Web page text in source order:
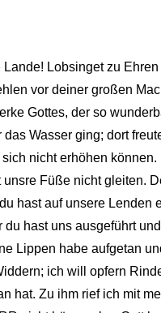
Lobsinget zu
vor deiner großen
Gottes, der so
Wasser ging; dort
nicht erhöhen können.
Füße nicht gleiten.
hast auf unsere Lenden
hast uns ausgeführt
Lippen habe aufgetan
ich will opfern
hat. Zu ihm rief ich mit